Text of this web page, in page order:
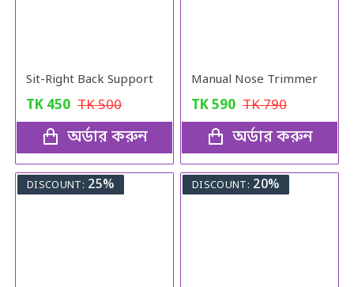
Sit-Right Back Support
TK 450 TK500
অর্ডার করুন
Manual Nose Trimmer
TK590 TK790
অর্ডার করুন
DISCOUNT: 25% DISCOUNT: 20%